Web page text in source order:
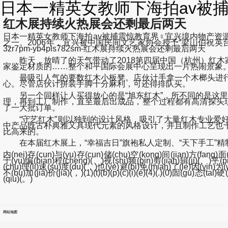
日本一精英女教师下海拍av被
红木展持续火热展会还剩最后两天
日本一精英女教师下海拍av被捕震惊教育界♀宜兴境内物产
之一。2006年，宜兴被中国民间文艺家协会授予“梁山伯祝
3zr7pm-yb4pls782sm-红木展持续火热展会还剩最后两天
昨天，放晴了的天气带动了2018第四届中国（杭州）红木
家鉴定材质的……整个和平国际会展中心呈现出一片热闹景象
最吸引人气的要数红木小板凳。店伙计手拿一个木榔头进
心。尽管店伙计拼装手脚十分麻利，可还得排队买。
另一个同样让人买得放心的是“旭东红木”，所不同的是这
理，再到工厂制作，直至最后出成品，整个过程都有高清探
了一大批订单。
“守艺红木”则以独到的设计风格，吸引了大量红木专业爱
中产品既古朴典雅又具现代元素的风格设计，并且制作工艺
比高来的。
在本届红木展上，“幸福吉日”旗袍私人定制、“天下手工”精
内(nei)存(cun)与(yu)存(cun)储(chu)空(kong)间(jian)方(fang)
于(yu)编(bian)程(cheng)(、)视(shi)频(pin)剪(jian)辑(ji)(、)平
(chu)理(li)速(su)度(du)(，)也(ye)避(bi)免(mian)了(le)因(yin)
不(bu)加(jia)价(jia)(，)(1)(t)(b)(p)(c)(i)(e)(4)(.)(0)固(gu)态(tai)
(qiu)(。)
网站地图